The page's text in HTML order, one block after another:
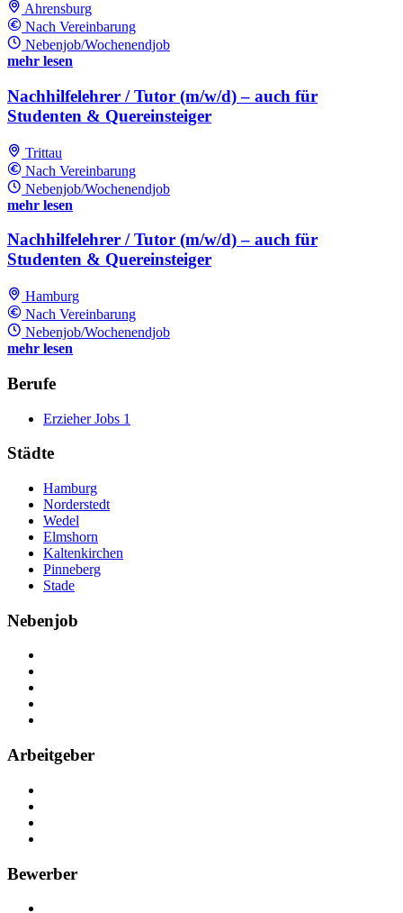
Ahrensburg
Nach Vereinbarung
Nebenjob/Wochenendjob
mehr lesen
Nachhilfelehrer / Tutor (m/w/d) – auch für
Studenten & Quereinsteiger
Trittau
Nach Vereinbarung
Nebenjob/Wochenendjob
mehr lesen
Nachhilfelehrer / Tutor (m/w/d) – auch für
Studenten & Quereinsteiger
Hamburg
Nach Vereinbarung
Nebenjob/Wochenendjob
mehr lesen
Berufe
Erzieher Jobs 1
Städte
Hamburg
Norderstedt
Wedel
Elmshorn
Kaltenkirchen
Pinneberg
Stade
Nebenjob
Arbeitgeber
Bewerber